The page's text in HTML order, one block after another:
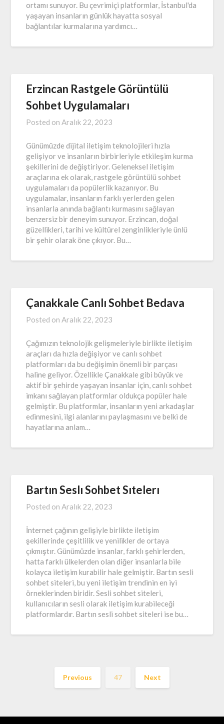
ortamı sunuyor. Bu çevrimiçi platformlar, İstanbul'da
yaşayan insanların günlük hayatta sosyal
bağlantılar kurmalarına yardımcı…
Erzincan Rastgele Görüntülü
Sohbet Uygulamaları
Posted onAralık 22, 2023
Günümüzde dijital iletişim teknolojileri hızla
gelişiyor ve insanların birbirleriyle etkileşim kurma
şekillerini de değiştiriyor. Geleneksel iletişim
araçlarına ek olarak, rastgele görüntülü sohbet
uygulamaları da popülerlik kazanıyor. Bu
uygulamalar, insanların farklı yerlerden gelen
insanlarla anında bağlantı kurmasını sağlayan
benzersiz bir deneyim sunuyor. Erzincan, doğal
güzellikleri, tarihi ve kültürel zenginlikleriyle ünlü
bir şehir olarak öne çıkıyor. Bu…
Çanakkale Canlı Sohbet Bedava
Posted onAralık 22, 2023
Çağımızın teknolojik gelişmeleriyle birlikte iletişim
araçları da hızla değişiyor ve canlı sohbet
platformları da bu değişimin önemli bir parçası
haline geliyor. Özellikle Çanakkale gibi büyük ve
aktif bir şehirde yaşayan insanlar için, canlı sohbet
imkanı sağlayan platformlar oldukça popüler hale
gelmiştir. Bu platformlar, insanların yeni arkadaşlar
edinmesini, ilgi alanlarını paylaşmasını ve belki de
hayatlarına anlam…
Bartın Seslı Sohbet Sıtelerı
Posted onAralık 22, 2023
İnternet çağının gelişiyle birlikte iletişim
şekillerinde çeşitlilik ve yenilikler de ortaya
çıkmıştır. Günümüzde insanlar, farklı şehirlerden,
hatta farklı ülkelerden olan diğer insanlarla bile
kolayca iletişim kurabilir hale gelmiştir. Bartın sesli
sohbet siteleri, bu yeni iletişim trendinin en iyi
örneklerinden biridir. Sesli sohbet siteleri,
kullanıcıların sesli olarak iletişim kurabileceği
platformlardır. Bartın sesli sohbet siteleri ise bu…
Previous 47 Next